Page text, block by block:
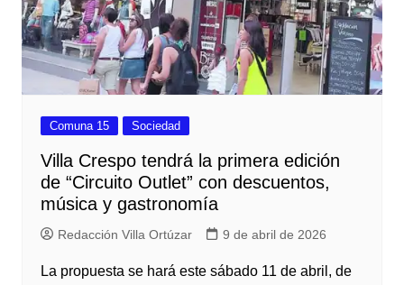
Comuna 15 Sociedad
Villa Crespo tendrá la primera edición
de “Circuito Outlet” con descuentos,
música y gastronomía
Redacción Villa Ortúzar 9 de abril de 2026
La propuesta se hará este sábado 11 de abril, de